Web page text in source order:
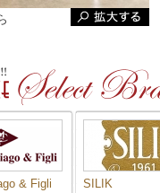
& Figli SILIK